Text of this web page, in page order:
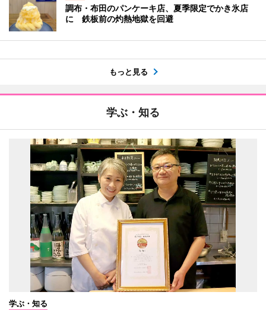
調布・布田のパンケーキ店、夏季限定でかき氷店
に 鉄板前の灼熱地獄を回避
もっと見る
学ぶ・知る
学ぶ・知る